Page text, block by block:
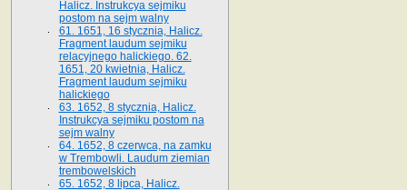
Halicz. Instrukcya sejmiku
postom na sejm walny
61. 1651, 16 stycznia, Halicz.
Fragment laudum sejmiku
relacyjnego halickiego. 62.
1651, 20 kwietnia, Halicz.
Fragment laudum sejmiku
halickiego
63. 1652, 8 stycznia, Halicz.
Instrukcya sejmiku postom na
sejm walny
64. 1652, 8 czerwca, na zamku
w Trembowli. Laudum ziemian
trembowelskich
65. 1652, 8 lipca, Halicz.